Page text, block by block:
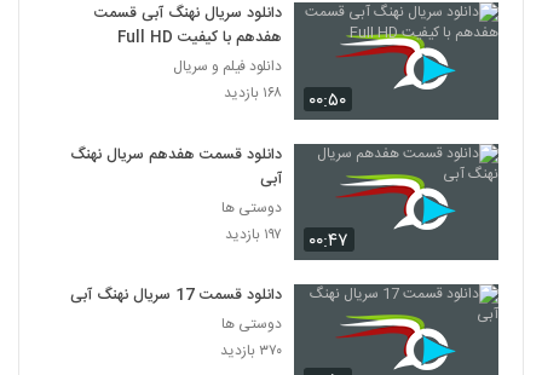
۰۰:۵۰
دانلود سریال نهنگ آبی قسمت
هفدهم با کیفیت Full HD
دانلود فیلم و سریال
۱۶۸ بازدید
۰۰:۴۷
دانلود قسمت هفدهم سریال نهنگ
آبی
دوستی ها
۱۹۷ بازدید
دانلود قسمت 17 سریال نهنگ آبی
دوستی ها
۳۷۰ بازدید